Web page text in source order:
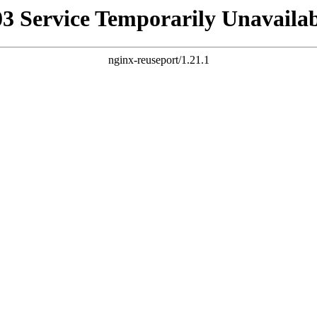
Service Temporarily
nginx-reuseport/1.21.1